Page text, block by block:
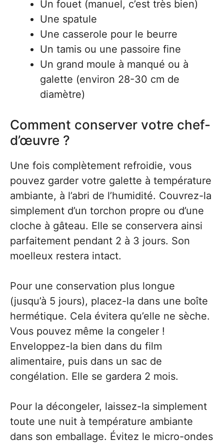
Un fouet (manuel, c’est très bien)
Une spatule
Une casserole pour le beurre
Un tamis ou une passoire fine
Un grand moule à manqué ou à
galette (environ 28-30 cm de
diamètre)
Comment conserver votre chef-
d’œuvre ?
Une fois complètement refroidie, vous
pouvez garder votre galette à température
ambiante, à l’abri de l’humidité. Couvrez-la
simplement d’un torchon propre ou d’une
cloche à gâteau. Elle se conservera ainsi
parfaitement pendant 2 à 3 jours. Son
moelleux restera intact.
Pour une conservation plus longue
(jusqu’à 5 jours), placez-la dans une boîte
hermétique. Cela évitera qu’elle ne sèche.
Vous pouvez même la congeler !
Enveloppez-la bien dans du film
alimentaire, puis dans un sac de
congélation. Elle se gardera 2 mois.
Pour la décongeler, laissez-la simplement
toute une nuit à température ambiante
dans son emballage. Évitez le micro-ondes